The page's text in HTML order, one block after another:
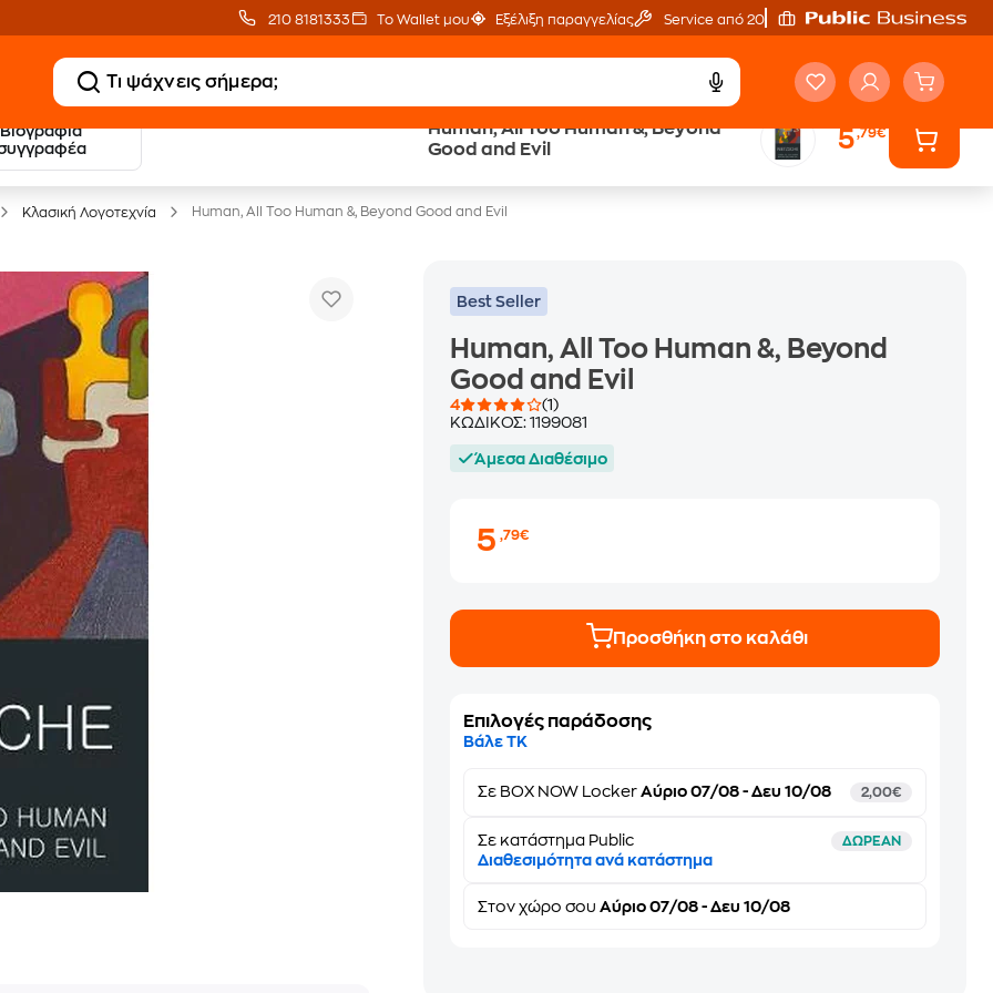
210 8181333 Το Wallet μου Εξέλιξη παραγγελίας Service από 20'
Βιογραφία
Human, All Too Human &, Beyond
Good and Evil
5,79€
20 € Public επιστροφή
με Snappi
Δωρεάν Μεταφορικά
Κλασική Λογοτεχνία Human, All Too Human &, Beyond Good and Evil
Best Seller
Human, All Too Human &, Beyond
Good and Evil
4
(1)
ΚΩΔΙΚΟΣ:1199081
Άμεσα Διαθέσιμο
5,79€
Προσθήκη στο καλάθι
Επιλογές παράδοσης
Βάλε ΤΚ
Σε BOX NOW Locker Αύριο 07/08 - Δευ 10/08 2,00€
Σε κατάστημα Public ΔΩΡΕΑΝ
Διαθεσιμότητα ανά κατάστημα
Στονχώρο σου Αύριο 07/08 - Δευ 10/08